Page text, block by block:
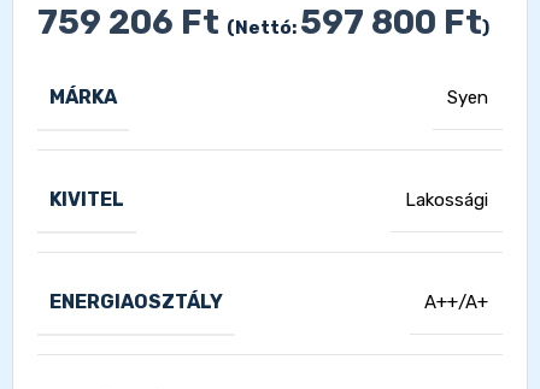
759 206 Ft (Nettó: 597 800 Ft)
MÁRKA Syen
KIVITEL Lakossági
ENERGIAOSZTÁLY A++/A+